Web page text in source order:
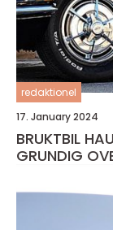
redaktionel
17. January 2024
BRUKTBIL
GRUNDIG